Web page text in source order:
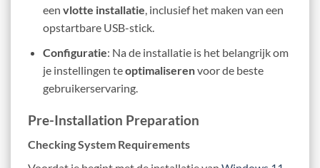
een vlotte installatie, inclusief het maken van een
opstartbare USB-stick.
Configuratie: Na de installatie is het belangrijk om
je instellingen teoptimaliserenvoor de beste
gebruikerservaring.
Pre-Installation Preparation
Checking System Requirements